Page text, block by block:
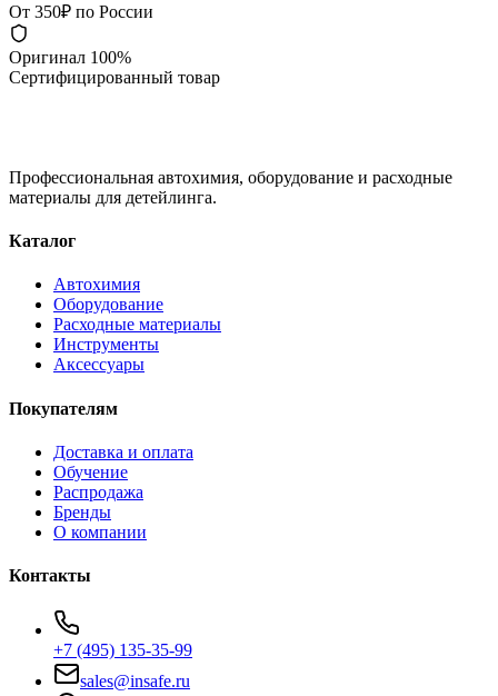
От 350₽ по России
Оригинал 100%
Сертифицированный товар
Профессиональная автохимия, оборудование и расходные
материалы для детейлинга.
Каталог
Автохимия
Оборудование
Расходные материалы
Инструменты
Аксессуары
Покупателям
Доставка и оплата
Обучение
Распродажа
Бренды
О компании
Контакты
+7 (495) 135-35-99
sales@insafe.ru